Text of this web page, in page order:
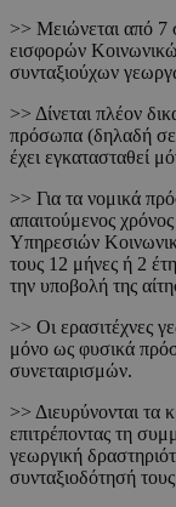
>> Μειώνεται από 7
εισφορών
συνταξιούχων
>> Δίνεται πλέον
πρόσωπα (δηλαδή σε
έχει εγκατασταθεί
>> Για τα νομικά
απαιτούμενος
Υπηρεσιών
τους 12 μήνες ή 2
την υποβολή της
>> Οι ερασιτέχνες
μόνο ως φυσικά
συνεταιρισμών.
>> Διευρύνονται τα
επιτρέποντας τη
γεωργική
συνταξιοδότησή